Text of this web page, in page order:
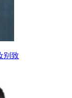
别致